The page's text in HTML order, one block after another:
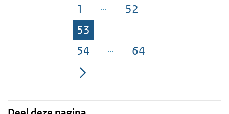
Pagina
1 Pagina
52
Pagina
53
Pagina
54 Pagina
64